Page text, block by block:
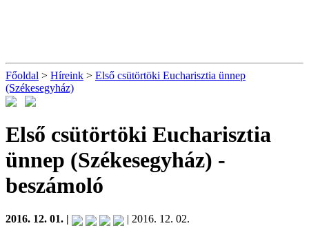
Főoldal > Híreink > Első csütörtöki Eucharisztia ünnep
(Székesegyház)
Első csütörtöki Eucharisztia
ünnep (Székesegyház) -
beszámoló
2016. 12. 01. | | 2016. 12. 02.